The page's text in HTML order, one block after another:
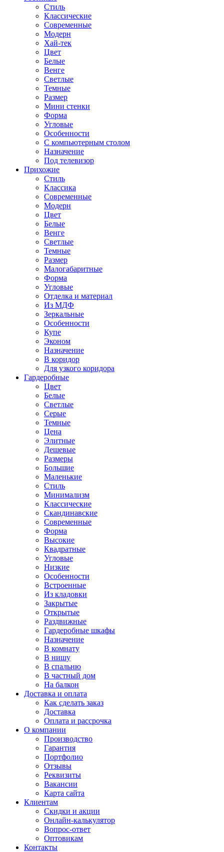
Стиль
Классические
Современные
Модерн
Хай-тек
Цвет
Белые
Венге
Светлые
Темные
Размер
Мини стенки
Форма
Угловые
Особенности
С компьютерным столом
Назначение
Под телевизор
Прихожие
Стиль
Классика
Современные
Модерн
Цвет
Белые
Венге
Светлые
Темные
Размер
Малогабаритные
Форма
Угловые
Отделка и материал
Из МДФ
Зеркальные
Особенности
Купе
Эконом
Назначение
В коридор
Для узкого коридора
Гардеробные
Цвет
Белые
Светлые
Серые
Темные
Цена
Элитные
Дешевые
Размеры
Большие
Маленькие
Стиль
Минимализм
Классические
Скандинавские
Современные
Форма
Высокие
Квадратные
Угловые
Низкие
Особенности
Встроенные
Из кладовки
Закрытые
Открытые
Раздвижные
Гардеробные шкафы
Назначение
В комнату
В нишу
В спальню
В частный дом
На балкон
Доставка и оплата
Как сделать заказ
Доставка
Оплата и рассрочка
О компании
Производство
Гарантия
Портфолио
Отзывы
Реквизиты
Вакансии
Карта сайта
Клиентам
Скидки и акции
Онлайн-калькулятор
Вопрос-ответ
Оптовикам
Контакты